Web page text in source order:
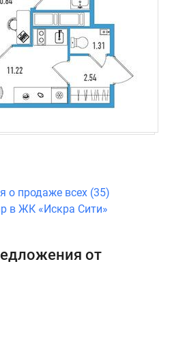
о продаже всех (35)
в ЖК «Искра Сити»
от